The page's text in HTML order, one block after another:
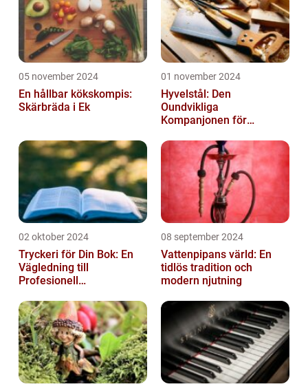
05 november 2024
En hållbar kökskompis:
Skärbräda i Ek
01 november 2024
Hyvelstål: Den
Oundvikliga
Kompanjonen för
02 oktober 2024
Tryckeri för Din Bok: En
Vägledning till
Profesionell
08 september 2024
Vattenpipans värld: En
tidlös tradition och
modern njutning